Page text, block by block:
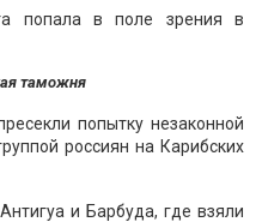
таможня
попытку незаконной
россиян на Карибских
и Барбуда, где взяли